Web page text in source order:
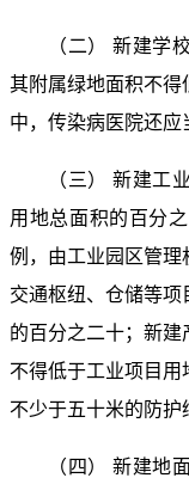
（二） 新建学
其附属绿地面积不得
中，传染病医院还应
（三） 新建工
用地总面积的百分
例，由工业园区管理
交通枢纽、仓储等
的百分之二十；新
不得低于工业项目
不少于五十米的防护
（四） 新建地